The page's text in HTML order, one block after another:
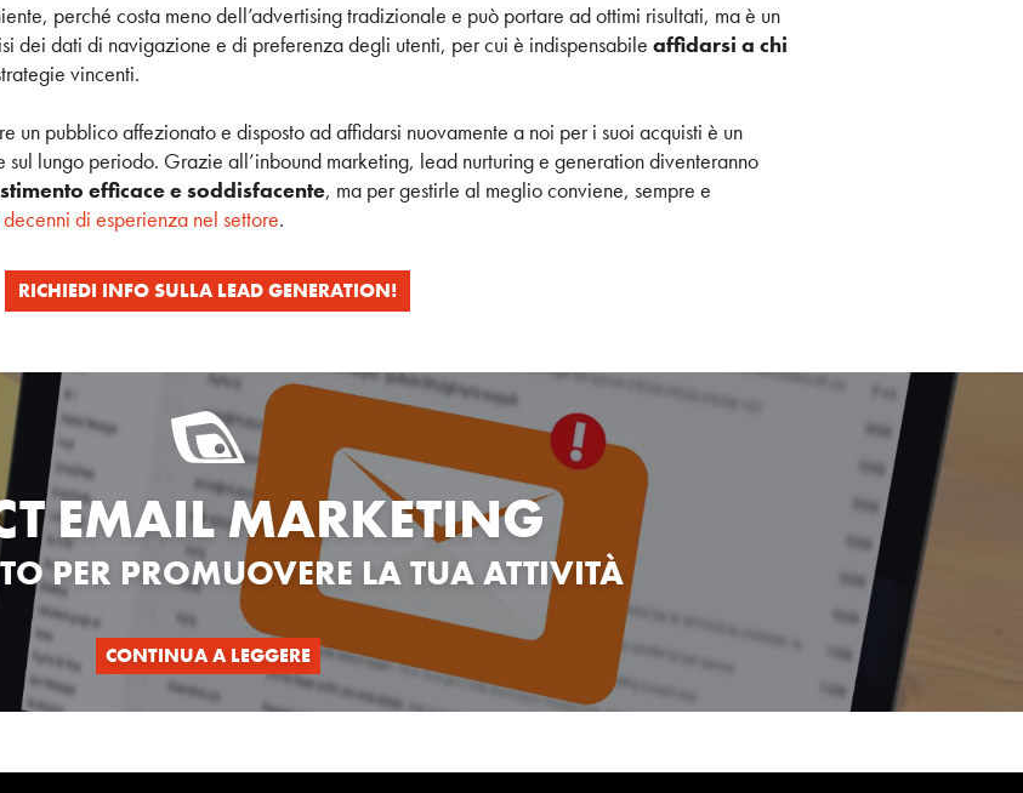
perché costa meno dell’advertising tradizionale e può portare ad ottimi risultati, ma è un
dei dati di navigazione e di preferenza degli utenti, per cui è indispensabile affidarsi a chi
vincenti.
un pubblico affezionato e disposto ad affidarsi nuovamente a noi per i suoi acquisti è un
lungo periodo. Grazie all’inbound marketing, lead nurturing e generation diventeranno
efficace e soddisfacente, ma per gestirle al meglio conviene, sempre e
decenni di esperienza nel settore.
RICHIEDI INFO SULLA LEAD GENERATION!
EMAIL MARKETING
PER PROMUOVERE LA TUA ATTIVITÀ
CONTINUA A LEGGERE